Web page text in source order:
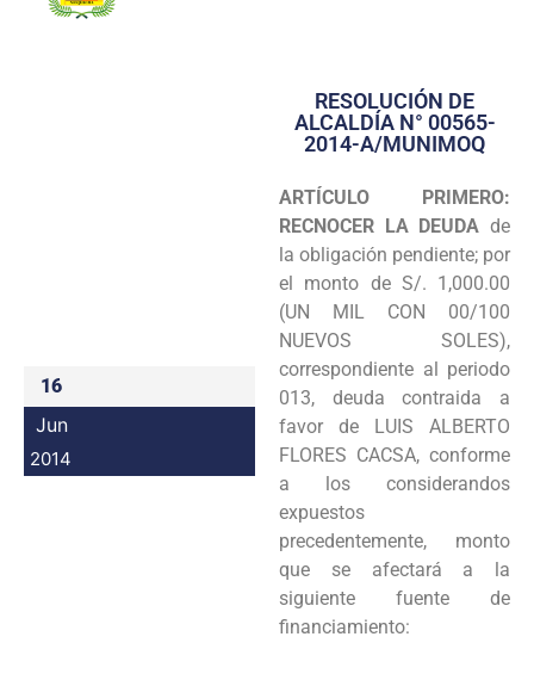
Transparencia
Programas
Intranet
16
Jun
2014
RESOLUCIÓN DE
ALCALDÍA N° 00565-
2014-A/MUNIMOQ
ARTÍCULO PRIMERO:
RECNOCER LA DEUDA de
la obligación pendiente; por
el monto de S/. 1,000.00
(UN MIL CON 00/100
NUEVOS SOLES),
correspondiente al periodo
013, deuda contraida a
favor de LUIS ALBERTO
FLORES CACSA, conforme
a los considerandos
expuestos
precedentemente, monto
que se afectará a la
siguiente fuente de
financiamiento: